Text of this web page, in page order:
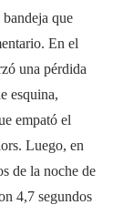
que
En el
una pérdida
esquina,
empató el
Luego, en
de la noche de
4,7 segundos